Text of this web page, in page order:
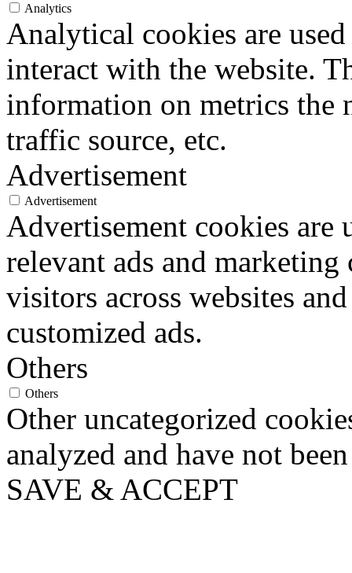
Analytics
Analytical cookies are
interact with the website.
information on metrics the
traffic source, etc.
Advertisement
Advertisement
Advertisement cookies
relevant ads and marketing
visitors across websites
customized ads.
Others
Others
Other uncategorized
analyzed and have not
SAVE & ACCEPT